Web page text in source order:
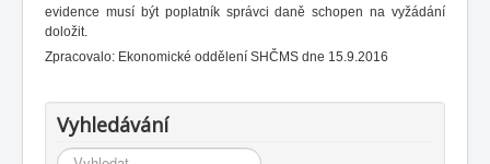
evidence musí být poplatník správci daně schopen na vyžádání
doložit.
Zpracovalo: Ekonomické oddělení SHČMS dne 15.9.2016
Vyhledávání
Vyhledávání...